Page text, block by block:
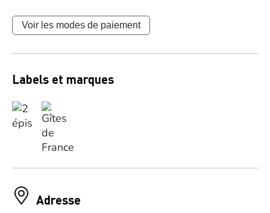
Voir les modes de paiement
Labels et marques
Adresse